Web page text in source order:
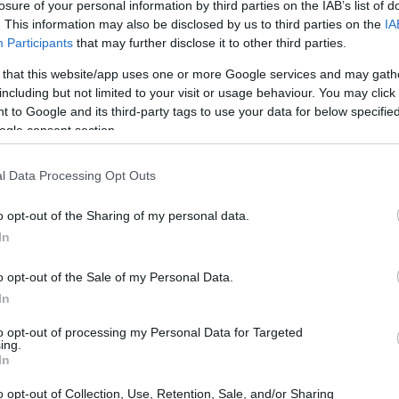
of your personal information by third parties on the IAB’s list of
This information may also be disclosed by us to third parties on the
Participants that may further disclose it to other third parties.
that this website/app uses one or more Google services and may
but not limited to your visit or usage behaviour. You may
to Google and its third-party tags to use your data for below
consent section.
Data Processing Opt Outs
opt-out of the Sharing of my personal data.
opt-out of the Sale of my Personal Data.
opt-out of processing my Personal Data for Targeted
opt-out of Collection, Use, Retention, Sale, and/or Sharing
è in corso, con un focus particolare sul
una delle capitali europee della moda e del
intrasporti pubbliciestrutture sportive .
senza intoppi e che i visitatori possano
per la costruzione e la ristrutturazione
verdi per ridurre l’impatto ambientale
a minimizzare i danni ecologici, ma
edizioni delle olimpiadi in tutto il mondo.